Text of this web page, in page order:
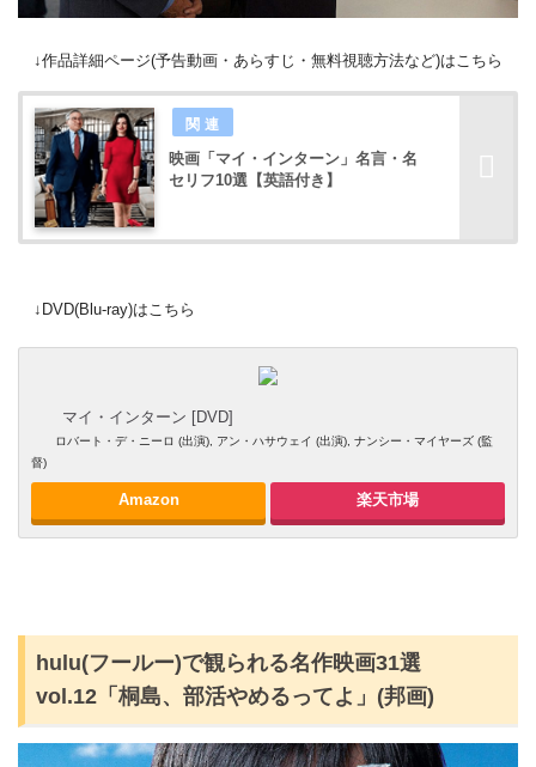
↓作品詳細ページ(予告動画・あらすじ・無料視聴方法など)はこちら
映画「マイ・インターン」名言・名
セリフ10選【英語付き】
↓DVD(Blu-ray)はこちら
マイ・インターン [DVD]
ロバート・デ・ニーロ (出演), アン・ハサウェイ (出演), ナンシー・マイヤーズ (監
督)
Amazon 楽天市場
hulu(フールー)で観られる名作映画31選
vol.12「桐島、部活やめるってよ」(邦画)